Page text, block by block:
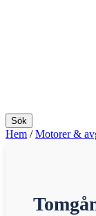
Sök
Hem /Motorer &